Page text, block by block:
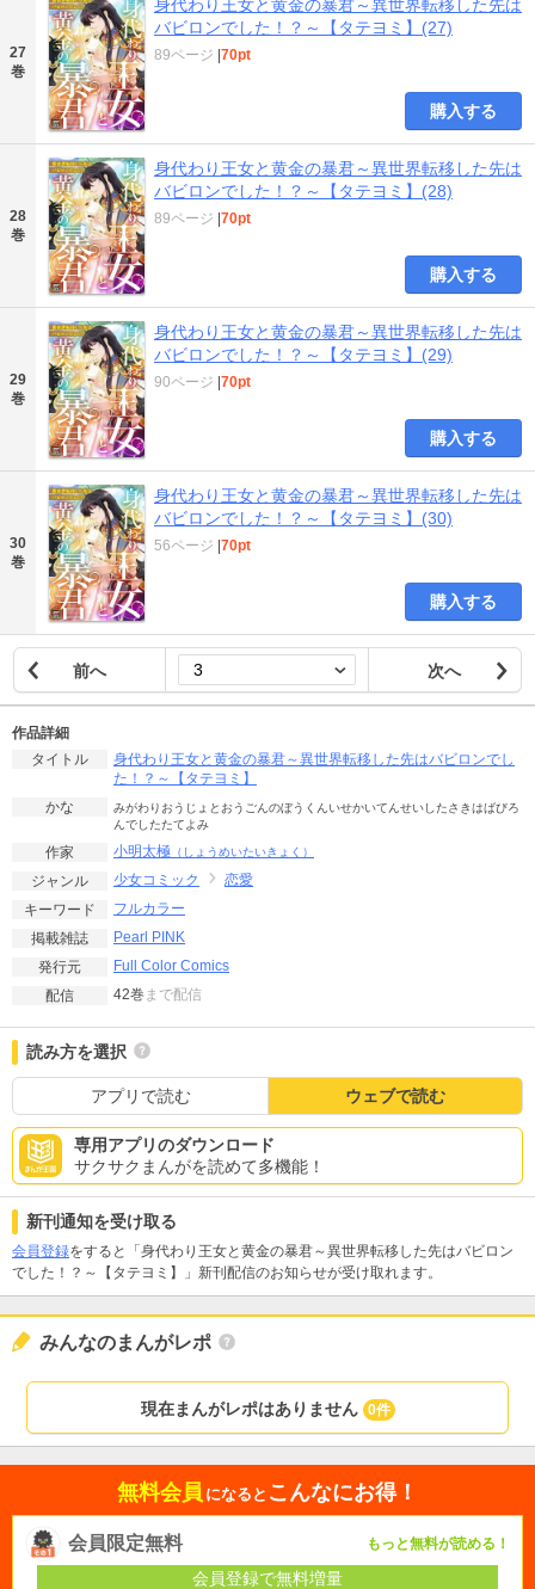
27
巻
身代わり王女と黄金の暴君～異世界転移した先は
バビロンでした！？～【タテヨミ】(27)
89ページ 70pt
購入する
28
巻
身代わり王女と黄金の暴君～異世界転移した先は
バビロンでした！？～【タテヨミ】(28)
89ページ 70pt
購入する
29
巻
身代わり王女と黄金の暴君～異世界転移した先は
バビロンでした！？～【タテヨミ】(29)
90ページ 70pt
購入する
30
巻
身代わり王女と黄金の暴君～異世界転移した先は
バビロンでした！？～【タテヨミ】(30)
56ページ 70pt
購入する
前へ 次へ
作品詳細
タイトル
身代わり王女と黄金の暴君～異世界転移した先はバビロンでし
た！？～【タテヨミ】
かな
みがわりおうじょとおうごんのぼうくんいせかいてんせいしたさきはばびろ
んでしたたてよみ
作家 小明太極 （しょうめいたいきょく）
ジャンル 少女コミック
恋愛
キーワード
フルカラー
掲載雑誌
Pearl PINK
発行元
Full Color Comics
配信
42巻 まで配信
読み方を選択
アプリで読む ウェブで読む
専用アプリのダウンロード
サクサクまんがを読めて多機能！
新刊通知を受け取る
会員登録をすると「身代わり王女と黄金の暴君～異世界転移した先はバビロン
でした！？～【タテヨミ】」新刊配信のお知らせが受け取れます。
みんなのまんがレポ
現在まんがレポはありません 0件
無料会員 になると こんなにお得！
会員限定無料 もっと無料が読める！
会員登録で無料増量